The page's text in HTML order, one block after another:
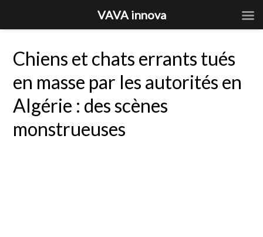
Chiens et chats errants tués
en masse par les autorités en
Algérie : des scènes
monstrueuses
VAVA innova